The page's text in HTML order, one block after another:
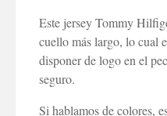
Este jersey Tommy
cuello más largo, lo cual
disponer de logo en el
seguro.
Si hablamos de colores,